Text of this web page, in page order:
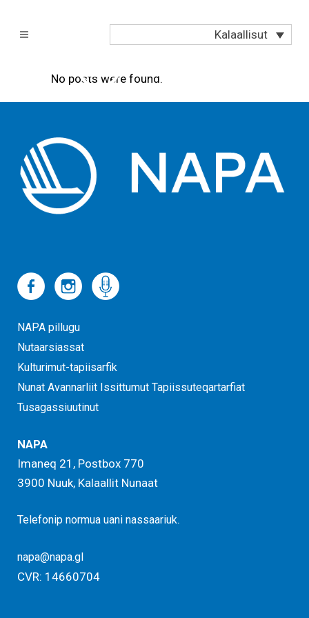
Kalaallisut
No posts were found.
NAPA pillugu
Nutaarsiassat
Kulturimut-tapiisarfik
Nunat Avannarliit Issittumut Tapiissuteqartarfiat
Tusagassiuutinut
NAPA
Imaneq 21, Postbox 770
3900 Nuuk, Kalaallit Nunaat
Telefonip normua uani nassaariuk.
napa@napa.gl
CVR: 14660704